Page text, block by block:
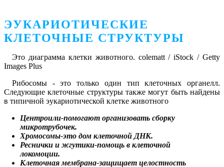
ЭУКАРИОТИЧЕСКИЕ
КЛЕТОЧНЫЕ СТРУКТУРЫ
Это диаграмма клетки животного. colematt / iStock / Getty
Images Plus
Рибосомы - это только один тип клеточных органелл.
Следующие клеточные структуры также могут быть найдены
в типичной эукариотической клетке животного
Центроили-помогают организовать сборку
микротрубочек.​
Хромосомы-это дом клеточной ДНК.​
Реснички и жгутики-помощь в клеточной
локомоции.​
Клеточная мембрана-защищает целостность